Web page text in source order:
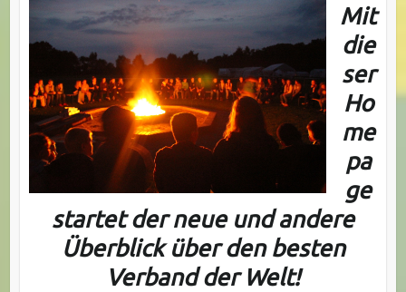
Mit
die
ser
Ho
me
pa
ge
startet der neue und andere
Überblick über den besten
Verband der Welt!